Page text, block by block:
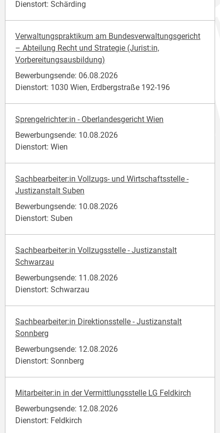
Dienstort: Schärding
Verwaltungspraktikum am Bundesverwaltungsgericht
– Abteilung Recht und Strategie (Jurist:in,
Vorbereitungsausbildung)
Bewerbungsende: 06.08.2026
Dienstort: 1030 Wien, Erdbergstraße 192-196
Sprengelrichter:in - Oberlandesgericht Wien
Bewerbungsende: 10.08.2026
Dienstort: Wien
Sachbearbeiter:in Vollzugs- und Wirtschaftsstelle -
Justizanstalt Suben
Bewerbungsende: 10.08.2026
Dienstort: Suben
Sachbearbeiter:in Vollzugsstelle - Justizanstalt
Schwarzau
Bewerbungsende: 11.08.2026
Dienstort: Schwarzau
Sachbearbeiter:in Direktionsstelle - Justizanstalt
Sonnberg
Bewerbungsende: 12.08.2026
Dienstort: Sonnberg
Mitarbeiter:in in der Vermittlungsstelle LG Feldkirch
Bewerbungsende: 12.08.2026
Dienstort: Feldkirch